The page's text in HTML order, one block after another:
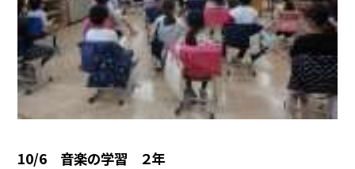
10/6 音楽の学習 ２年